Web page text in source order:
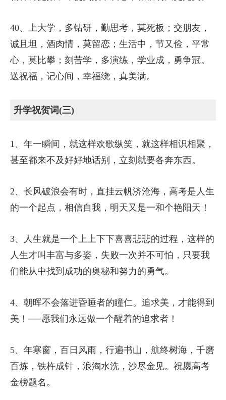
40、上大学，多钻研，勤思考，莫死板；交朋友，
诚且坦，酒肉情，莫留恋；生活中，节又俭，平常
心，莫比攀；刻苦学，多演练，学业成，勇争冠。
送祝福，记心间，幸福绕，真美满。
升学祝贺词(三)
1、年一瞬间，就这样欢歌纵笑，就这样相识相聚，
甚至都来不及好好地话别，立刻就要各奔东西。
2、长风破浪会有时，直挂云帆济沧海，高考是人生
的一个起点，相信自我，明天又是一和个艳阳天！
3、人生就是一个上上下下喜喜悲悲的过程，这样的
人生才叫丰富与多姿，失败一次并不可怕，只要我
们能从中找到成功的奥秘和努力的勇气。
4、朝晖不会落进昏睡者的瞳仁。追求美，才能得到
美！──愿我们永远做一个醒着的追求者！
5、年寒窗，百日风雨，行遍书山，航终树海，千磨
百炼，铁杵成针，浪淘水洗，沙尽金见。祝愿高考
金榜题名。